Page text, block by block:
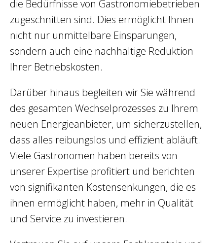
die Bedürfnisse von Gastronomiebetrieben
zugeschnitten sind. Dies ermöglicht Ihnen
nicht nur unmittelbare Einsparungen,
sondern auch eine nachhaltige Reduktion
Ihrer Betriebskosten.
Darüber hinaus begleiten wir Sie während
des gesamten Wechselprozesses zu Ihrem
neuen Energieanbieter, um sicherzustellen,
dass alles reibungslos und effizient abläuft.
Viele Gastronomen haben bereits von
unserer Expertise profitiert und berichten
von signifikanten Kostensenkungen, die es
ihnen ermöglicht haben, mehr in Qualität
und Service zu investieren.